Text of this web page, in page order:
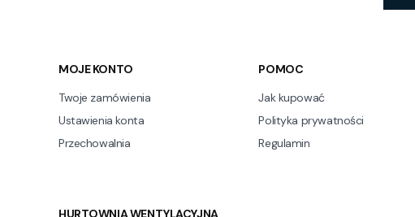
Linki w stopce
MOJE KONTO
Twoje zamówienia
Ustawienia konta
Przechowalnia
POMOC
Jak kupować
Polityka prywatności
Regulamin
HURTOWNIA WENTYLACYJNA,